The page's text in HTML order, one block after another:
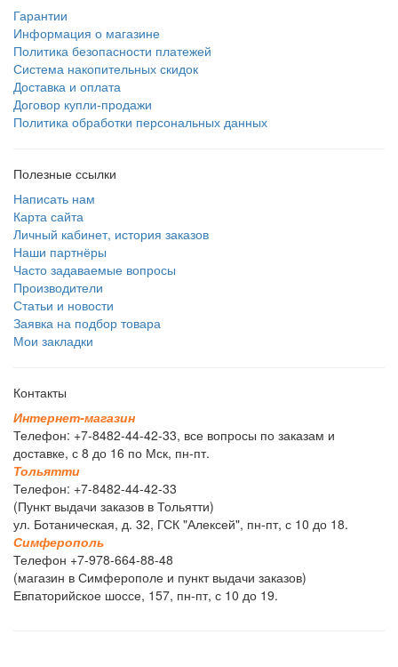
Гарантии
Информация о магазине
Политика безопасности платежей
Система накопительных скидок
Доставка и оплата
Договор купли-продажи
Политика обработки персональных данных
Полезные ссылки
Написать нам
Карта сайта
Личный кабинет, история заказов
Наши партнёры
Часто задаваемые вопросы
Производители
Статьи и новости
Заявка на подбор товара
Мои закладки
Контакты
Интернет-магазин
Телефон: +7-8482-44-42-33, все вопросы по заказам и
доставке, с 8 до 16 по Мск, пн-пт.
Тольятти
Телефон: +7-8482-44-42-33
(Пункт выдачи заказов в Тольятти)
ул. Ботаническая, д. 32, ГСК "Алексей", пн-пт, с 10 до 18.
Симферополь
Телефон +7-978-664-88-48
(магазин в Симферополе и пункт выдачи заказов)
Евпаторийское шоссе, 157, пн-пт, с 10 до 19.